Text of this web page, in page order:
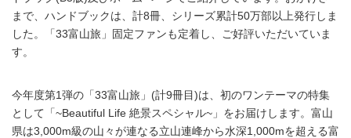
まで、ハンドブックは、計8冊、シリーズ累計50万部以上発行しま
した。「33富山旅」固定ファンも定着し、ご好評いただいていま
す。
今年度第1弾の「33富山旅」(計9冊目)は、初のワンテーマの特集
として「~Beautiful Life 絶景スペシャル~」をお届けします。富山
県は3,000m級の山々が連なる立山連峰から水深1,000mを超える富